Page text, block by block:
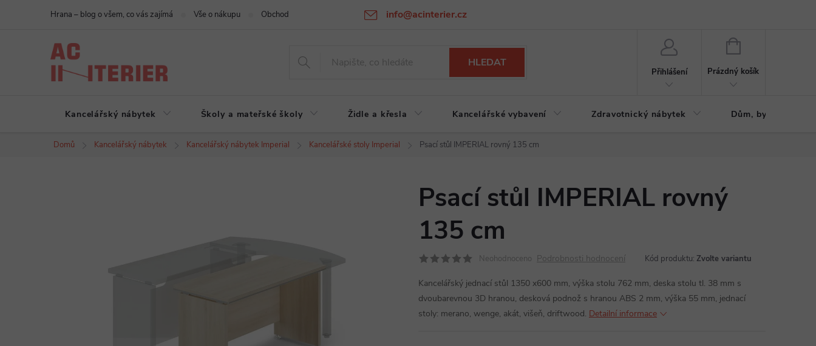
info@acinterier.cz
Hrana – blog o všem, co vás zajímá Vše o nákupu Obchodní podmínky Ochrana osobních údajů Atypická výroba na zakázku
HLEDAT
Přihlášení
NÁKUPNÍ
Prázdný košík
Kancelářský nábytek Školy a mateřské školy Židle a křesla Kancelářské vybavení Zdravotnický nábytek Dům, byt, zahrada
Domů Kancelářský nábytek Kancelářský nábytek Imperial Kancelářské stoly Imperial Psací stůl IMPERIAL rovný 135 cm
Psací stůl IMPERIAL rovný
135 cm
Neohodnoceno Podrobnosti hodnocení Kód produktu: Zvolte variantu
Kancelářský jednací stůl 1350 x600 mm, výška stolu 762 mm, deska stolu tl. 38 mm s
dvoubarevnou 3D hranou, desková podnož s hranou ABS 2 mm, výška 55 mm, jednací
stoly: merano, wenge, akát, višeň, driftwood. Detailní informace